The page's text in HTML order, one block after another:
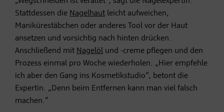
Stattdessen die Nagelhaut leicht aufweichen,
Manikürestäbchen oder anderes Tool vor der Haut
ansetzen und vorsichtig nach hinten drücken.
Anschließend mit Nagelöl und -creme pflegen und den
Prozess einmal pro Woche wiederholen. „Hier empfehle
ich aber den Gang ins Kosmetikstudio“, betont die
Expertin. „Denn beim Entfernen kann man viel falsch
machen.“